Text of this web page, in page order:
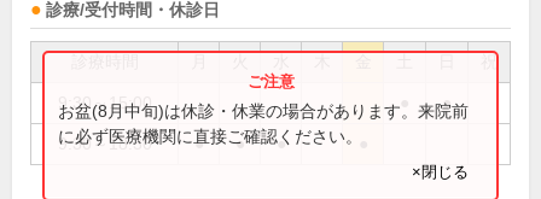
診療/受付時間・休診日
祝
9:30～15:00 ●
9:30～18:30 ● ● ●
お盆(8月中旬)は休診・休業の場合があります。来院前
に必ず医療機関に直接ご確認ください。
×閉じる